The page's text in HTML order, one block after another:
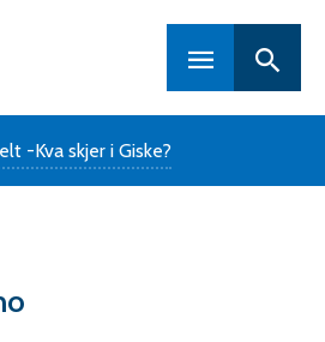
-Kva skjer i Giske?